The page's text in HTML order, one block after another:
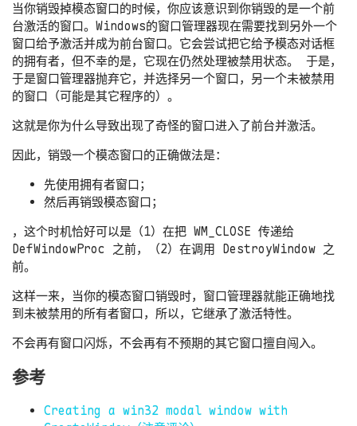
当你销毁掉模态窗口的时候，你应该意识到你销毁的是一个前
台激活的窗口。Windows的窗口管理器现在需要找到另外一个
窗口给予激活并成为前台窗口。它会尝试把它给予模态对话框
的拥有者，但不幸的是，它现在仍然处理被禁用状态。 于是，
于是窗口管理器抛弃它，并选择另一个窗口，另一个未被禁用
的窗口（可能是其它程序的）。
这就是你为什么导致出现了奇怪的窗口进入了前台并激活。
因此，销毁一个模态窗口的正确做法是：
先使用拥有者窗口；
然后再销毁模态窗口；
，这个时机恰好可以是（1）在把 WM_CLOSE 传递给
DefWindowProc 之前，（2）在调用 DestroyWindow 之
前。
这样一来，当你的模态窗口销毁时，窗口管理器就能正确地找
到未被禁用的所有者窗口，所以，它继承了激活特性。
不会再有窗口闪烁，不会再有不预期的其它窗口擅自闯入。
参考
Creating a win32 modal window with